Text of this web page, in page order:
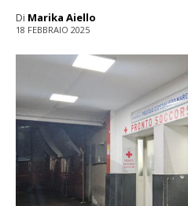
Di Marika Aiello
18 FEBBRAIO 2025